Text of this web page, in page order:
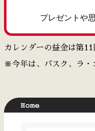
プレゼントや
カレンダーの益金は第
※今年は、バスク、ラ・